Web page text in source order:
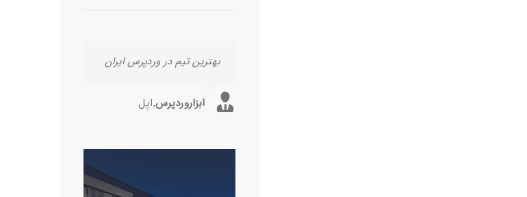
بهترین تیم در وردپرس ایران
ابزاروردپرس,اپل
بهترین تیم در وردپرس ایران
ابزاروردپرس,ماکروسافت